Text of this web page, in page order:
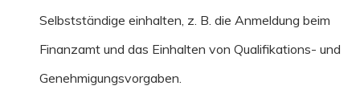
Selbstständige einhalten, z. B. die Anmeldung beim
Finanzamt und das Einhalten von Qualifikations- und
Genehmigungsvorgaben.